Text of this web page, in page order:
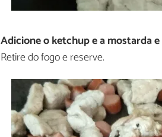
Adicione o ketchup e a mostarda e
Retire do fogo e reserve.